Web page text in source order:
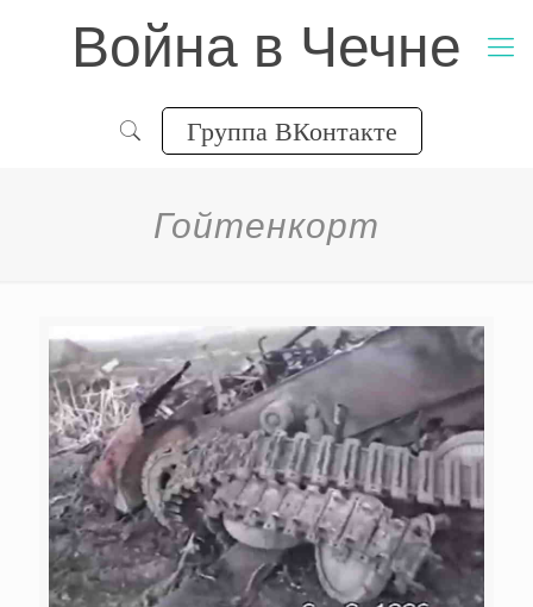
Война в Чечне
Группа ВКонтакте
Гойтенкорт